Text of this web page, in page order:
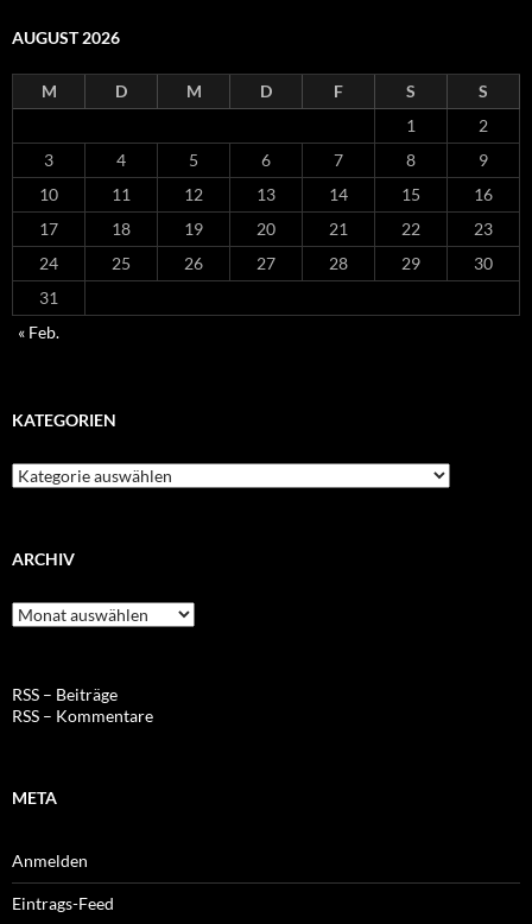
AUGUST 2026
M D M D F S
S
1
2
3
4 5 6 7 8
9
10
11 12 13 14 15
16
17
18 19 20 21 22
23
24
25 26 27 28 29
30
31
« Feb.
KATEGORIEN
Kategorien
ARCHIV
Archiv
RSS – Beiträge
RSS – Kommentare
META
Anmelden
Eintrags-Feed